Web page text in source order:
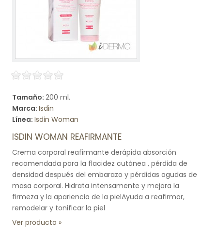
Tamaño: 200 ml.
Marca: Isdin
Línea: Isdin Woman
ISDIN WOMAN REAFIRMANTE
Crema corporal reafirmante derápida absorción
recomendada para la flacidez cutánea , pérdida de
densidad después del embarazo y pérdidas agudas de
masa corporal. Hidrata intensamente y mejora la
firmeza y la apariencia de la pielAyuda a reafirmar,
remodelar y tonificar la piel
Ver producto